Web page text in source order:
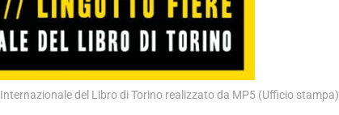
del Libro di Torino realizzato da MP5 (Ufficio stampa)